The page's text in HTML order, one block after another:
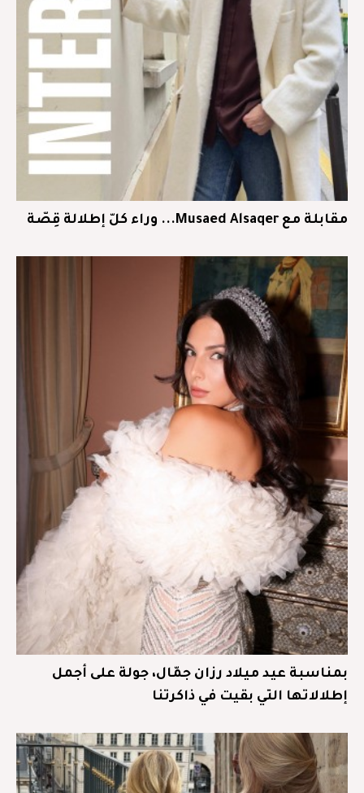
مقابلة مع Musaed Alsaqer... وراء كلّ إطلالة قِصّة
بمناسبة عيد ميلاد رزان جمّال، جولة على أجمل
إطلالاتها التي بقيت في ذاكرتنا